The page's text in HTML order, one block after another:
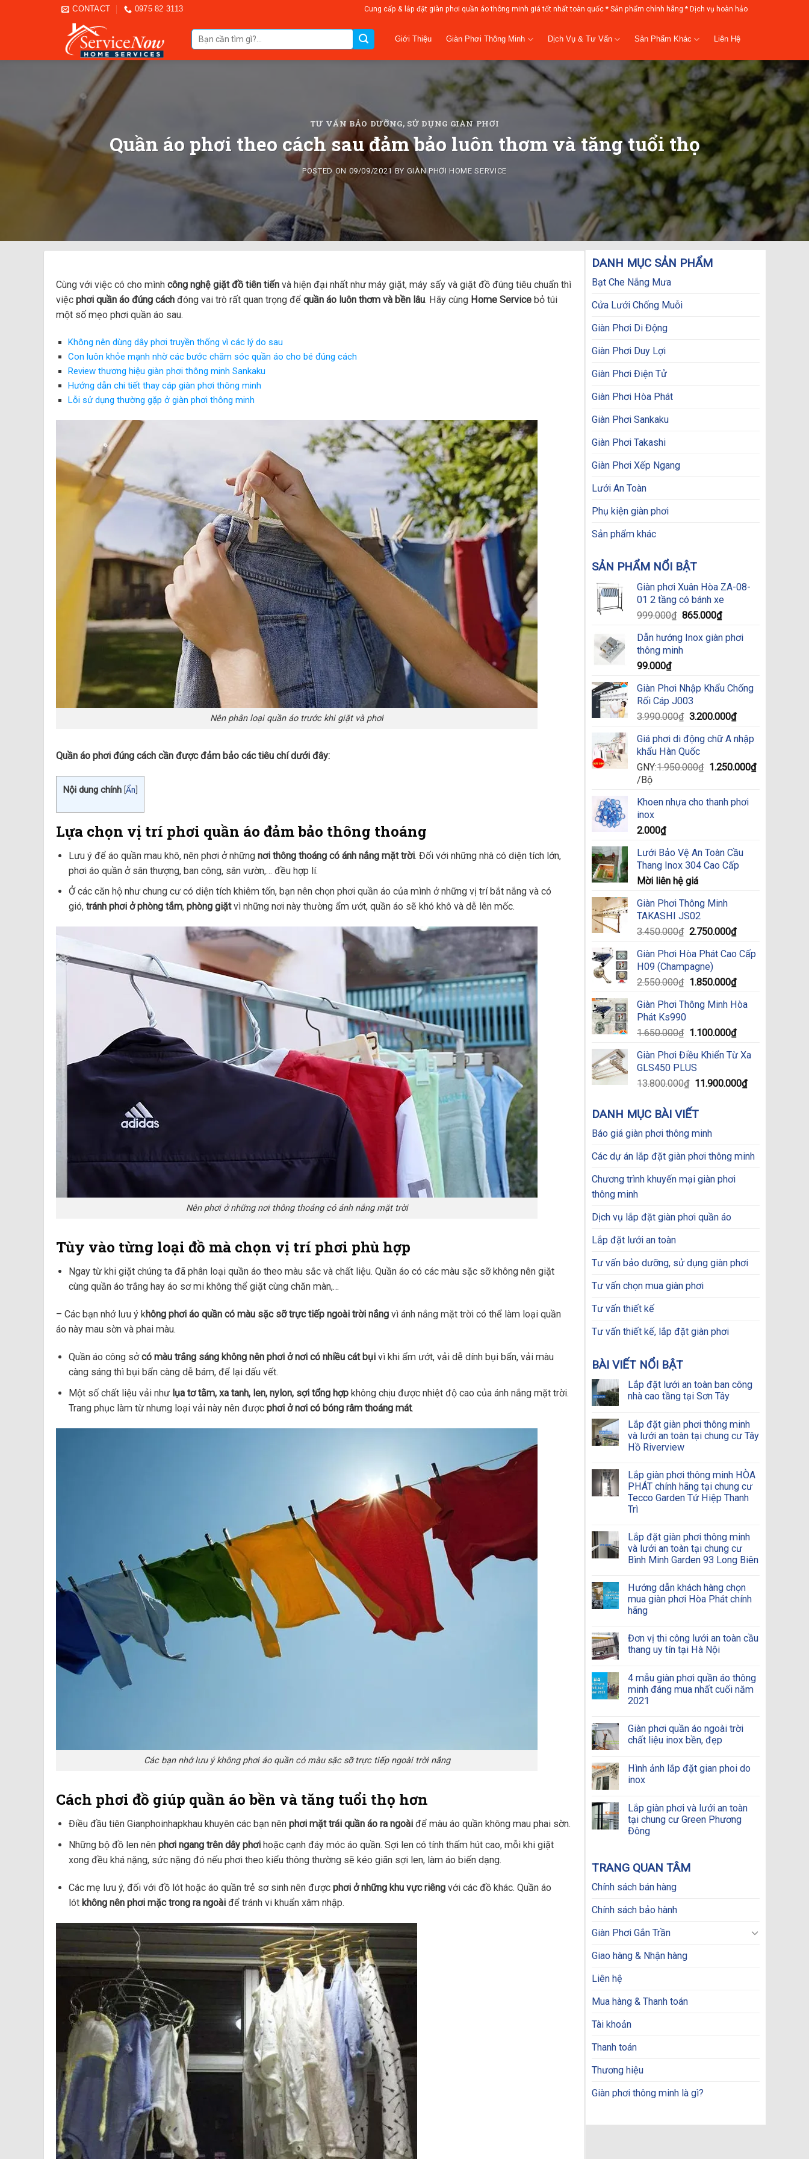
CONTACT 0975 82 3113 Cung cấp & lắp đặt giàn phơi quần áo thông minh giá tốt nhất toàn quốc * Sản phẩm chính hãng * Dịch vụ hoàn hảo
Tìm
kiếm:
Giới Thiệu Giàn Phơi Thông Minh Dịch Vụ & Tư Vấn Sản Phẩm Khác Liên Hệ
TƯ VẤN BẢO DƯỠNG, SỬ DỤNG GIÀN PHƠI
Quần áo phơi theo cách sau đảm bảo luôn thơm và tăng tuổi thọ
POSTED ON 09/09/2021 BY GIÀN PHƠI HOME SERVICE
Cùng với việc có cho mình công nghệ giặt đồ tiên tiến và hiện đại nhất như máy giặt, máy sấy và giặt đồ đúng tiêu chuẩn thì
việc phơi quần áo đúng cách đóng vai trò rất quan trọng để quần áo luôn thơm và bền lâu. Hãy cùng Home Service bỏ túi
một số mẹo phơi quần áo sau.
Không nên dùng dây phơi truyền thống vì các lý do sau
Con luôn khỏe mạnh nhờ các bước chăm sóc quần áo cho bé đúng cách
Review thương hiệu giàn phơi thông minh Sankaku
Hướng dẫn chi tiết thay cáp giàn phơi thông minh
Lỗi sử dụng thường gặp ở giàn phơi thông minh
Nên phân loại quần áo trước khi giặt và phơi
Quần áo phơi đúng cách cần được đảm bảo các tiêu chí dưới đây:
Nội dung chính [Ẩn
Lựa chọn vị trí phơi quần áo đảm bảo thông thoáng
Lưu ý để áo quần mau khô, nên phơi ở những nơi thông thoáng có ánh nắng mặt trời. Đối với những nhà có diện tích lớn,
phơi áo quần ở sân thượng, ban công, sân vườn,… đều hợp lí.
Ở các căn hộ như chung cư có diện tích khiêm tốn, bạn nên chọn phơi quần áo của mình ở những vị trí bắt nắng và có
gió, tránh phơi ở phòng tắm, phòng giặtvì những nơi này thường ẩm ướt, quần áo sẽ khó khô và dễ lên mốc.
Nên phơi ở những nơi thông thoáng có ánh nắng mặt trời
Tùy vào từng loại đồ mà chọn vị trí phơi phù hợp
Ngay từ khi giặt chúng ta đã phân loại quần áo theo màu sắc và chất liệu. Quần áo có các màu sặc sỡ không nên giặt
cùng quần áo trắng hay áo sơ mi không thể giặt cùng chăn màn,…
– Các bạn nhớ lưu ý không phơi áo quần có màu sặc sỡ trực tiếp ngoài trời nắng vì ánh nắng mặt trời có thể làm loại quần
áo này mau sờn và phai màu.
Quần áo công sởcó màu trắng sáng không nên phơi ở nơi có nhiều cát bụi vì khi ẩm ướt, vải dễ dính bụi bẩn, vải màu
càng sáng thì bụi bẩn càng dễ bám, để lại dấu vết.
Một số chất liệu vải như lụa tơ tằm, xa tanh, len, nylon, sợi tổng hợp không chịu được nhiệt độ cao của ánh nắng mặt trời.
Trang phục làm từ nhưng loại vải này nên được phơi ở nơi có bóng râm thoáng mát.
Các bạn nhớ lưu ý không phơi áo quần có màu sặc sỡ trực tiếp ngoài trời nắng
Cách phơi đồ giúp quần áo bền và tăng tuổi thọ hơn
Điều đầu tiên Gianphoinhapkhau khuyên các bạn nên phơi mặt trái quần áo ra ngoài để màu áo quần không mau phai sờn.
Những bộ đồ len nên phơi ngang trên dây phơi hoặc cạnh đáy móc áo quần. Sợi len có tính thấm hút cao, mỗi khi giặt
xong đều khá nặng, sức nặng đó nếu phơi theo kiểu thông thường sẽ kéo giãn sợi len, làm áo biến dạng.
Các mẹ lưu ý, đối với đồ lót hoặc áo quần trẻ sơ sinh nên được phơi ở những khu vực riêng với các đồ khác. Quần áo
lót không nên phơi mặc trong ra ngoài để tránh vi khuẩn xâm nhập.
DANH MỤC SẢN PHẨM
Bạt Che Nắng Mưa
Cửa Lưới Chống Muỗi
Giàn Phơi Di Động
Giàn Phơi Duy Lợi
Giàn Phơi Điện Tử
Giàn Phơi Hòa Phát
Giàn Phơi Sankaku
Giàn Phơi Takashi
Giàn Phơi Xếp Ngang
Lưới An Toàn
Phụ kiện giàn phơi
Sản phẩm khác
SẢN PHẨM NỔI BẬT
Giàn phơi Xuân Hòa ZA-08-
01 2 tầng có bánh xe
999.000₫ Original
was:
999.000₫.
865.000₫Current
is:
Dẫn hướng Inox giàn phơi
thông minh
99.000₫
Giàn Phơi Nhập Khẩu Chống
Rối Cáp J003
3.990.000₫ Original
was:
3.990.000₫.
3.200.000₫Current
is:
Giá phơi di động chữ A nhập
khẩu Hàn Quốc
GNY:1.950.000₫ Original
1.950.000₫.
1.250.000₫
Current
is:
1.250.000₫.
/Bộ
Khoen nhựa cho thanh phơi
inox
2.000₫
Lưới Bảo Vệ An Toàn Cầu
Thang Inox 304 Cao Cấp
Mời liên hệ giá
Giàn Phơi Thông Minh
TAKASHI JS02
3.450.000₫ Original
was:
3.450.000₫.
2.750.000₫Current
is:
Giàn Phơi Hòa Phát Cao Cấp
H09 (Champagne)
2.550.000₫ Original
was:
1.850.000₫Current
is:
Giàn Phơi Thông Minh Hòa
Phát Ks990
1.650.000₫ Original
was:
1.650.000₫.
1.100.000₫Current
is:
Giàn Phơi Điều Khiển Từ Xa
GLS450 PLUS
13.800.000₫ Original
was:
13.800.000₫.
11.900.000₫Current
DANH MỤC BÀI VIẾT
Báo giá giàn phơi thông minh
Các dự án lắp đặt giàn phơi thông minh
Chương trình khuyến mại giàn phơi
thông minh
Dịch vụ lắp đặt giàn phơi quần áo
Lắp đặt lưới an toàn
Tư vấn bảo dưỡng, sử dụng giàn phơi
Tư vấn chọn mua giàn phơi
Tư vấn thiết kế
Tư vấn thiết kế, lắp đặt giàn phơi
BÀI VIẾT NỔI BẬT
Lắp đặt lưới an toàn ban công
nhà cao tầng tại Sơn Tây
Lắp đặt giàn phơi thông minh
và lưới an toàn tại chung cư Tây
Hồ Riverview
Lắp giàn phơi thông minh HÒA
PHÁT chính hãng tại chung cư
Tecco Garden Tứ Hiệp Thanh
Trì
Lắp đặt giàn phơi thông minh
và lưới an toàn tại chung cư
Bình Minh Garden 93 Long Biên
Hướng dẫn khách hàng chọn
mua giàn phơi Hòa Phát chính
hãng
Đơn vị thi công lưới an toàn cầu
thang uy tín tại Hà Nội
4 mẫu giàn phơi quần áo thông
minh đáng mua nhất cuối năm
2021
Giàn phơi quần áo ngoài trời
chất liệu inox bền, đẹp
Hình ảnh lắp đặt gian phoi do
inox
Lắp giàn phơi và lưới an toàn
tại chung cư Green Phương
Đông
TRANG QUAN TÂM
Chính sách bán hàng
Chính sách bảo hành
Giàn Phơi Gắn Trần
Giao hàng & Nhận hàng
Liên hệ
Mua hàng & Thanh toán
Tài khoản
Thanh toán
Thương hiệu
Giàn phơi thông minh là gì?